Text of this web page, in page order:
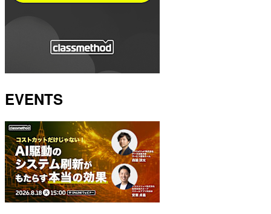
EVENTS